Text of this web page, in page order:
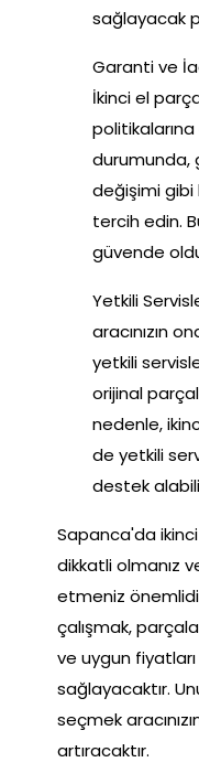
sağlayacak
Garanti ve
İkinci el
durumunda,
değişimi gibi
tercih edin.
güvende
Yetkili
aracınızın
yetkili
orijinal
nedenle,
de yetkili
destek
Sapanca'da
dikkatli olmanız
etmeniz
çalışmak,
ve uygun
sağlayacaktır.
seçmek
artıracaktır.